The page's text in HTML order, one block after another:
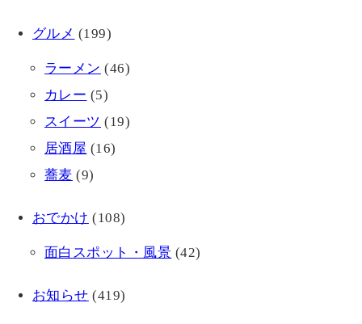
グルメ (199)
ラーメン (46)
カレー (5)
スイーツ (19)
居酒屋 (16)
蕎麦 (9)
おでかけ (108)
面白スポット・風景 (42)
お知らせ (419)